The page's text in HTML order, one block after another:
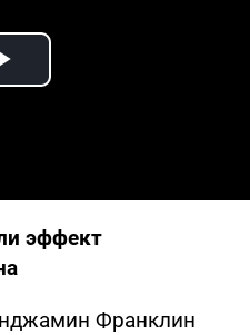
Play Video
эффект
Франклин